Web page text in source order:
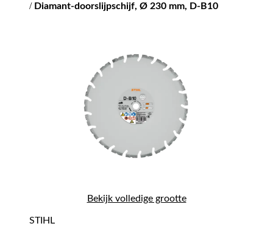
/ Diamant-doorslijpschijf, Ø 230 mm, D-B10
Bekijk volledige grootte
STIHL